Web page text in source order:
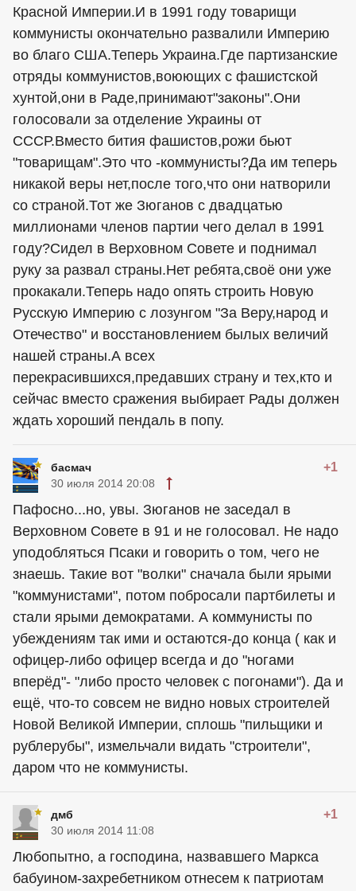
Красной Империи.И в 1991 году товарищи
коммунисты окончательно развалили Империю
во благо США.Теперь Украина.Где партизанские
отряды коммунистов,воюющих с фашистской
хунтой,они в Раде,принимают"законы".Они
голосовали за отделение Украины от
СССР.Вместо бития фашистов,рожи бьют
"товарищам".Это что -коммунисты?Да им теперь
никакой веры нет,после того,что они натворили
со страной.Тот же Зюганов с двадцатью
миллионами членов партии чего делал в 1991
году?Сидел в Верховном Совете и поднимал
руку за развал страны.Нет ребята,своё они уже
прокакали.Теперь надо опять строить Новую
Русскую Империю с лозунгом "За Веру,народ и
Отечество" и восстановлением былых величий
нашей страны.А всех
перекрасившихся,предавших страну и тех,кто и
сейчас вместо сражения выбирает Рады должен
ждать хороший пендаль в попу.
басмач +1
30 июля 2014 20:08
Пафосно...но, увы. Зюганов не заседал в
Верховном Совете в 91 и не голосовал. Не надо
уподобляться Псаки и говорить о том, чего не
знаешь. Такие вот "волки" сначала были ярыми
"коммунистами", потом побросали партбилеты и
стали ярыми демократами. А коммунисты по
убеждениям так ими и остаются-до конца ( как и
офицер-либо офицер всегда и до "ногами
вперёд"- "либо просто человек с погонами"). Да и
ещё, что-то совсем не видно новых строителей
Новой Великой Империи, сплошь "пильщики и
рублерубы", измельчали видать "строители",
даром что не коммунисты.
дмб +1
30 июля 2014 11:08
Любопытно, а господина, назвавшего Маркса
бабуином-захребетником отнесем к патриотам